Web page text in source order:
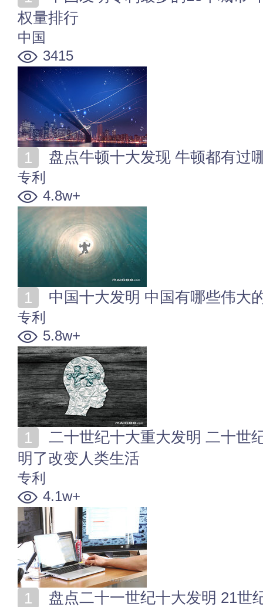
权量排行
中国
3415
盘点牛顿十大发现 牛顿都有过
专利
4.8w+
中国十大发明 中国有哪些伟大
专利
5.8w+
明了改变人类生活
专利
4.1w+
盘点二十一世纪十大发明 21世